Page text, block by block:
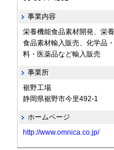
事業内容
栄養機能食品素材開発、栄
食品素材輸入販売、化学品
料・医薬品など輸入販売
事業所
裾野工場
静岡県裾野市今里492-1
ホームページ
http://www.omnica.co.jp/